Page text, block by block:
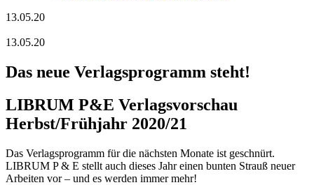
13.05.20
13.05.20
Das neue Verlagsprogramm steht!
LIBRUM P&E Verlagsvorschau
Herbst/Frühjahr 2020/21
Das Verlagsprogramm für die nächsten Monate ist geschnürt.
LIBRUM P & E stellt auch dieses Jahr einen bunten Strauß neuer
Arbeiten vor – und es werden immer mehr!